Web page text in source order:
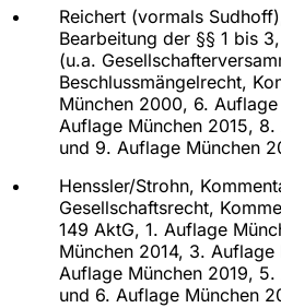
Reichert (vormals
Bearbeitung der §§ 1 bis
(u.a.
Beschlussmängelrecht,
München 2000, 6.
Auflage München 2015,
und 9. Auflage München
Henssler/Strohn,
Gesellschaftsrecht,
149 AktG, 1. Auflage
München 2014, 3. Auflage
Auflage München 2019,
und 6. Auflage München